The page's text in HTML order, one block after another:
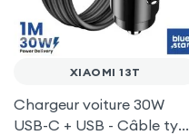
XIAOMI 13T
Chargeur voiture 30W
USB-C + USB - Câble type